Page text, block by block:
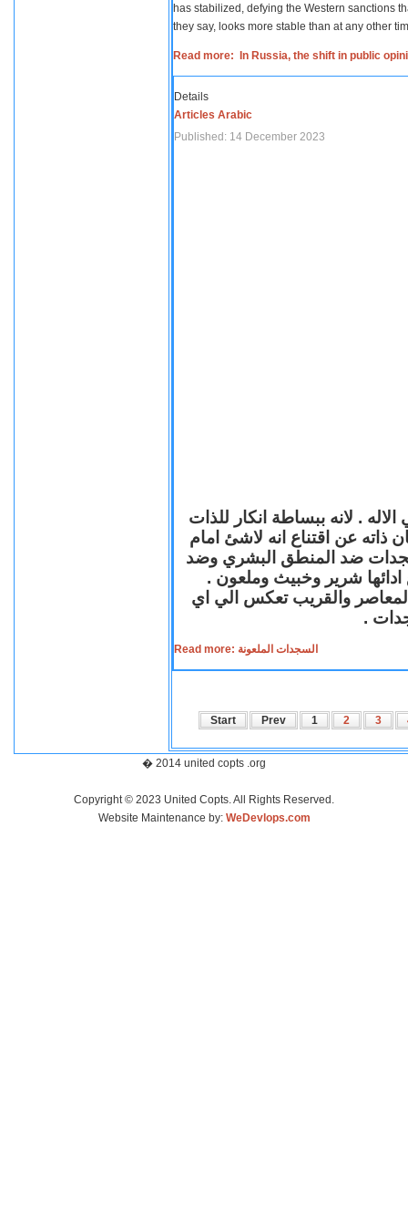
has stabilized, defying the Western sanctions
they say, looks more stable than at any other
Read more: In Russia, the shift in public
Details
Articles Arabic
Published: 14 December 2023
. لانه ببساطة انكار للذات
ذاته عن اقتناع انه لاشئ امام
ضد المنطق البشري وضد
ادائها شرير وخبيث وملعون .
المعاصر والقريب تعكس الي اي
.
Read more: السجدات الملعونة
Start Prev 1 2 3
� 2014 united copts .org
Copyright © 2023 United Copts. All Rights Reserved.
Website Maintenance by: WeDevlops.com